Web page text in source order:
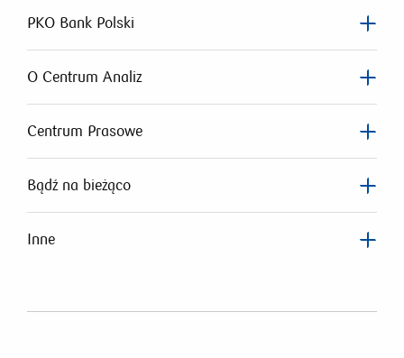
PKO Bank Polski
O Centrum Analiz
Centrum Prasowe
Bądź na bieżąco
Inne